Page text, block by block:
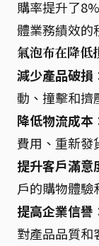
購率提升了
體業務績效的
氣泡布在降低
減少產品破損
動、撞擊和擠
降低物流成本
費用、重新發
提升客戶滿意
戶的購物體驗
提高企業信譽
對產品品質和